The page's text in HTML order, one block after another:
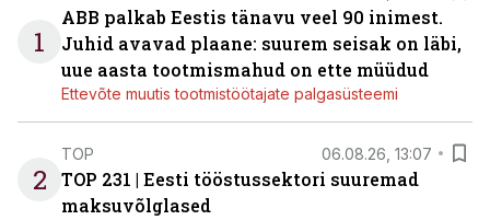
1
ABB palkab Eestis tänavu veel 90 inimest.
Juhid avavad plaane: suurem seisak on läbi,
uue aasta tootmismahud on ette müüdud
Ettevõte muutis tootmistöötajate palgasüsteemi
2
TOP 06.08.26, 13:07
TOP 231 | Eesti tööstussektori suuremad
maksuvõlglased